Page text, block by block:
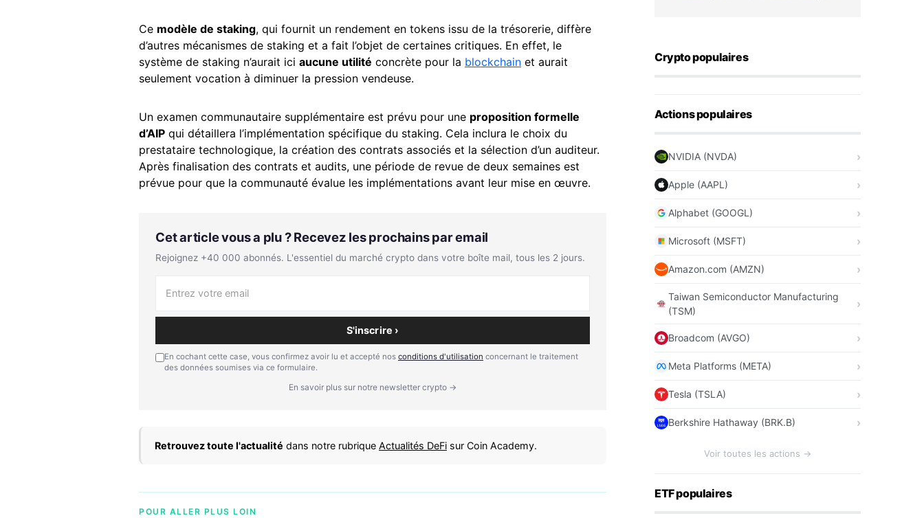
Ce modèle de staking, qui fournit un rendement en tokens issu de la trésorerie, diffère
d’autres mécanismes de staking et a fait l’objet de certaines critiques. En effet, le
système de staking n’aurait ici aucune utilité concrète pour la blockchain et aurait
seulement vocation à diminuer la pression vendeuse.
Un examen communautaire supplémentaire est prévu pour une proposition formelle
d’AIP qui détaillera l’implémentation spécifique du staking. Cela inclura le choix du
prestataire technologique, la création des contrats associés et la sélection d’un auditeur.
Après finalisation des contrats et audits, une période de revue de deux semaines est
prévue pour que la communauté évalue les implémentations avant leur mise en œuvre.
Cet article vous a plu ? Recevez les prochains par email
Rejoignez +40 000 abonnés. L'essentiel du marché crypto dans votre boîte mail, tous les 2 jours.
S'inscrire ›
En cochant cette case, vous confirmez avoir lu et accepté nos conditions d'utilisation concernant le traitement
des données soumises via ce formulaire.
En savoir plus sur notre newsletter crypto →
Retrouvez toute l'actualité dans notre rubrique Actualités DeFi sur Coin Academy.
POUR ALLER PLUS LOIN
Crypto populaires
Actions populaires
NVIDIA (NVDA)
Apple (AAPL)
Alphabet (GOOGL)
Microsoft (MSFT)
Amazon.com (AMZN)
Taiwan Semiconductor Manufacturing
(TSM)
Broadcom (AVGO)
Meta Platforms (META)
Tesla (TSLA)
Berkshire Hathaway (BRK.B)
Voir toutes les actions →
ETF populaires